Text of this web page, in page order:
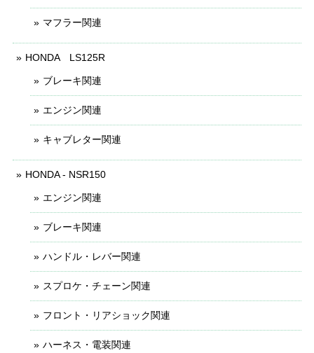
マフラー関連
HONDA LS125R
ブレーキ関連
エンジン関連
キャブレター関連
HONDA - NSR150
エンジン関連
ブレーキ関連
ハンドル・レバー関連
スプロケ・チェーン関連
フロント・リアショック関連
ハーネス・電装関連